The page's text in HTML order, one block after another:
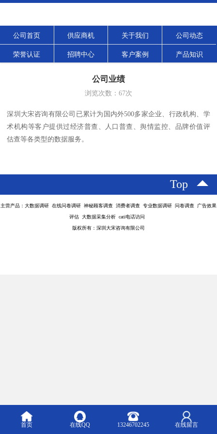
公司首页 供应商机 关于我们 公司动态
荣誉认证 招聘中心 客户案例 产品知识
公司业绩
浏览次数： 67次
深圳大宋咨询有限公司已累计为国内外500多家企业、行政机构、学
术机构等客户提供过经济普查、人口普查、舆情监控、品牌价值评
估查等各类型的数据服务。
Top
主营产品：大数据调研 在线问卷调研 神秘顾客调查 消费者调查 专业数据调研 问卷调查 广告效果
评估 大数据采集分析 cati电话访问
版权所有：深圳大宋咨询有限公司
首页 在线QQ 13246702245 在线留言